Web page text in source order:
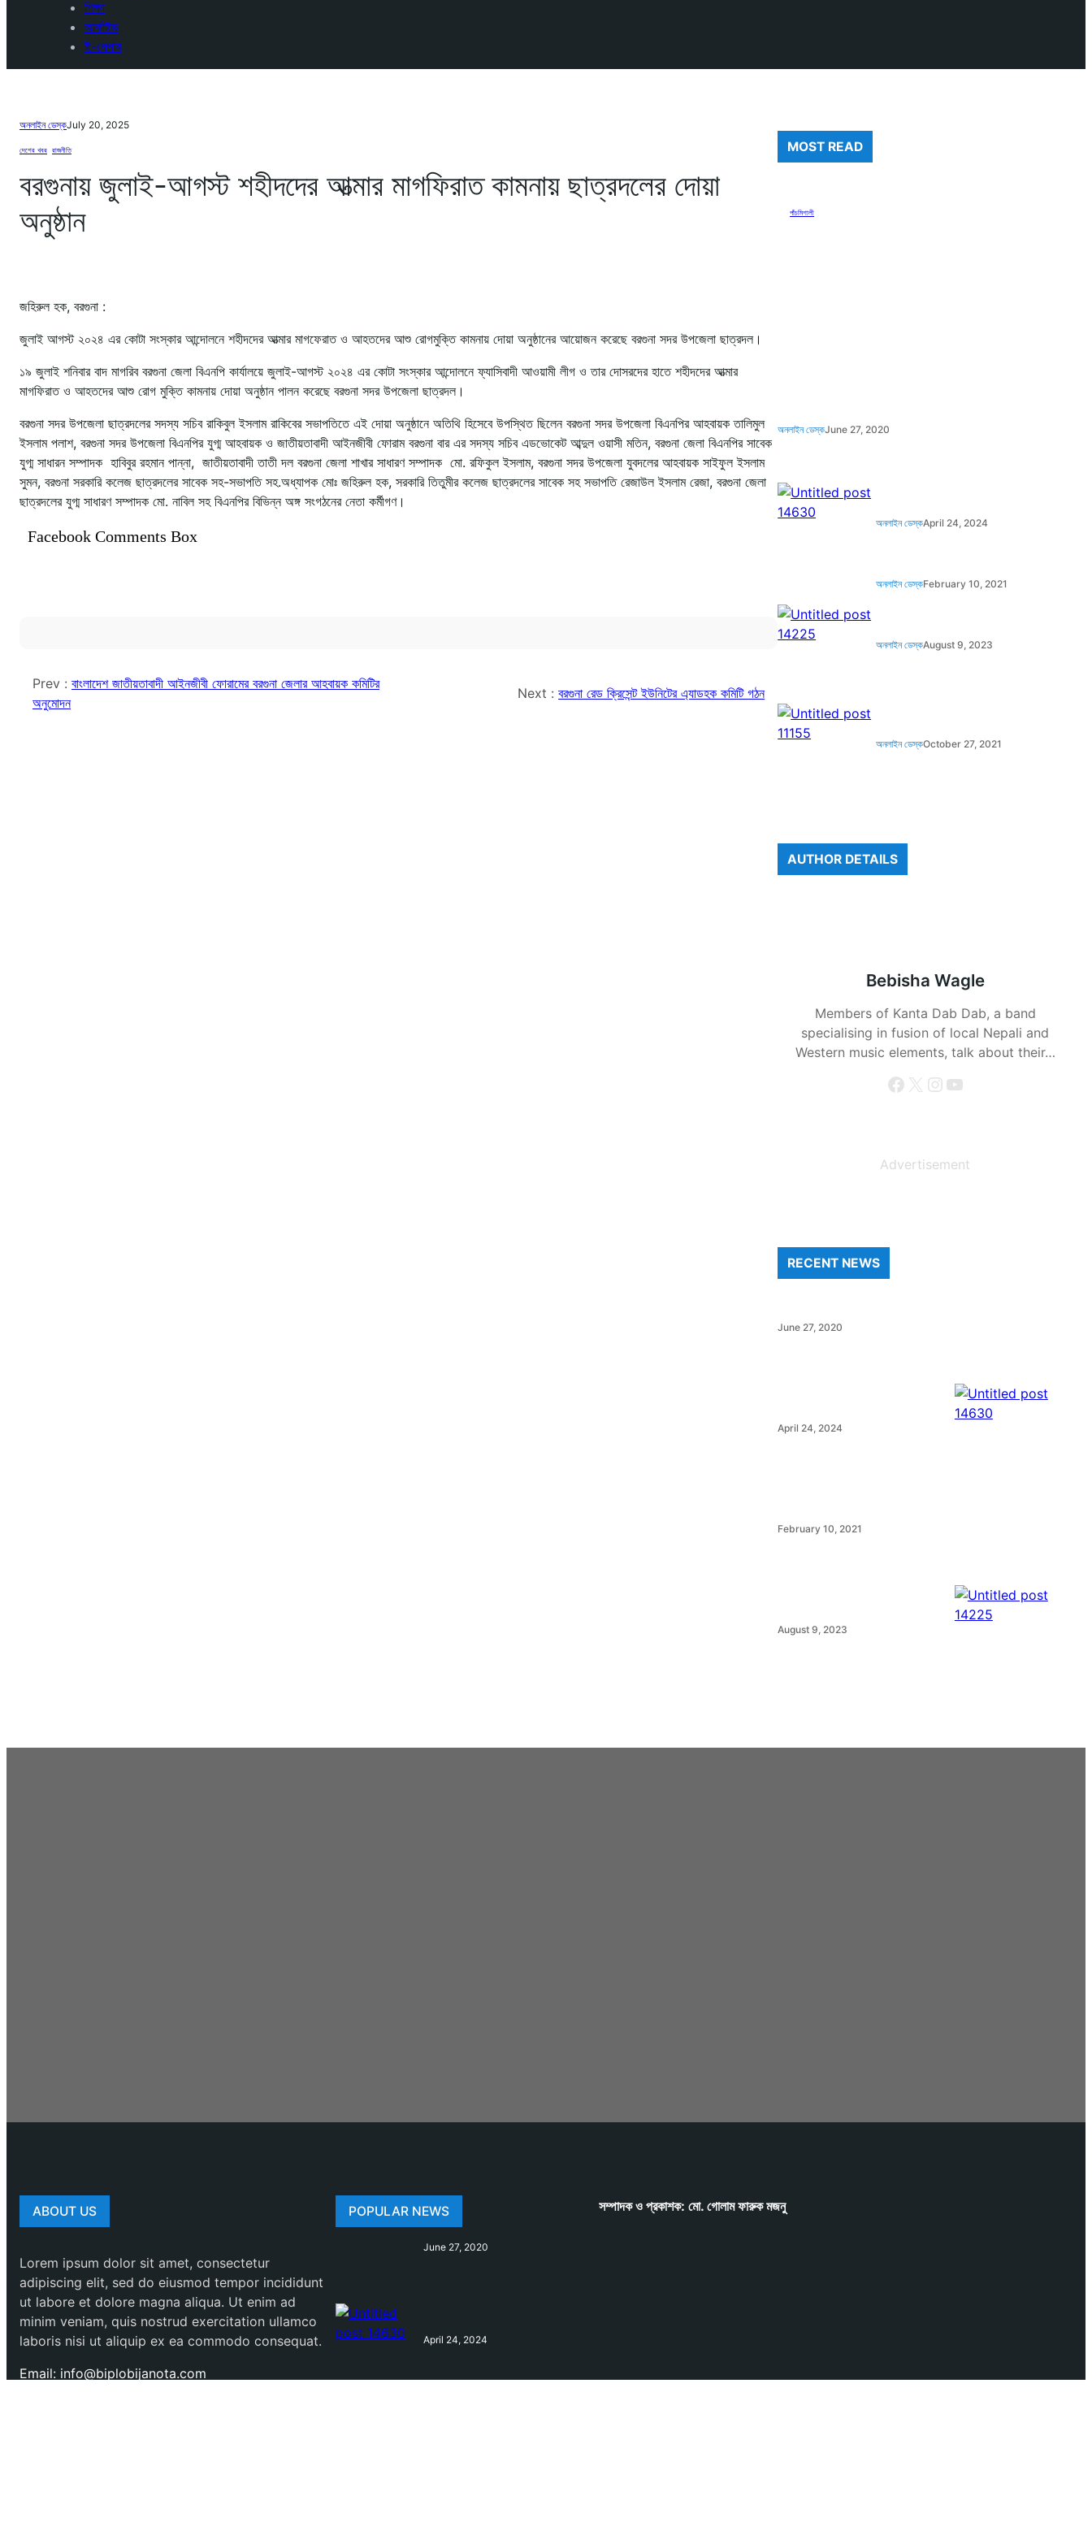
শিক্ষা
আর্কাইভ
ই-পেপার
অনলাইন ডেস্কJuly 20, 2025
দেশের খবর রাজনীতি
বরগুনায় জুলাই-আগস্ট শহীদদের আত্মার মাগফিরাত কামনায় ছাত্রদলের দোয়া
অনুষ্ঠান
জহিরুল হক, বরগুনা :
জুলাই আগস্ট ২০২৪ এর কোটা সংস্কার আন্দোলনে শহীদদের আত্মার মাগফেরাত ও আহতদের আশু রোগমুক্তি কামনায় দোয়া অনুষ্ঠানের আয়োজন করেছে বরগুনা সদর উপজেলা ছাত্রদল।
১৯ জুলাই শনিবার বাদ মাগরিব বরগুনা জেলা বিএনপি কার্যালয়ে জুলাই-আগস্ট ২০২৪ এর কোটা সংস্কার আন্দোলনে ফ্যাসিবাদী আওয়ামী লীগ ও তার দোসরদের হাতে শহীদদের আত্মার
মাগফিরাত ও আহতদের আশু রোগ মুক্তি কামনায় দোয়া অনুষ্ঠান পালন করেছে বরগুনা সদর উপজেলা ছাত্রদল।
বরগুনা সদর উপজেলা ছাত্রদলের সদস্য সচিব রাকিবুল ইসলাম রাকিবের সভাপতিতে এই দোয়া অনুষ্ঠানে অতিথি হিসেবে উপস্থিত ছিলেন বরগুনা সদর উপজেলা বিএনপির আহবায়ক তালিমুল
ইসলাম পলাশ, বরগুনা সদর উপজেলা বিএনপির যুগ্ম আহবায়ক ও জাতীয়তাবাদী আইনজীবী ফোরাম বরগুনা বার এর সদস্য সচিব এডভোকেট আব্দুল ওয়াসী মতিন, বরগুনা জেলা বিএনপির সাবেক
যুগ্ম সাধারন সম্পাদক হাবিবুর রহমান পান্না, জাতীয়তাবাদী তাতী দল বরগুনা জেলা শাখার সাধারণ সম্পাদক মো. রফিকুল ইসলাম, বরগুনা সদর উপজেলা যুবদলের আহবায়ক সাইফুল ইসলাম
সুমন, বরগুনা সরকারি কলেজ ছাত্রদলের সাবেক সহ-সভাপতি সহ.অধ্যাপক মোঃ জহিরুল হক, সরকারি তিতুমীর কলেজ ছাত্রদলের সাবেক সহ সভাপতি রেজাউল ইসলাম রেজা, বরগুনা জেলা
ছাত্রদলের যুগ্ম সাধারণ সম্পাদক মো. নাবিল সহ বিএনপির বিভিন্ন অঙ্গ সংগঠনের নেতা কর্মীগণ।
Facebook Comments Box
Prev : বাংলাদেশ জাতীয়তাবাদী আইনজীবী ফোরামের বরগুনা জেলার আহবায়ক কমিটির
অনুমোদন
Next :বরগুনা রেড ক্রিসেন্ট ইউনিটের এ্যাডহক কমিটি গঠন
MOST READ
পাঁচমিশালী
অনলাইন ডেস্কJune 27, 2020
অনলাইন ডেস্কApril 24, 2024
অনলাইন ডেস্কFebruary 10, 2021
অনলাইন ডেস্কAugust 9, 2023
অনলাইন ডেস্কOctober 27, 2021
AUTHOR DETAILS
Bebisha Wagle
Members of Kanta Dab Dab, a band
specialising in fusion of local Nepali and
Western music elements, talk about their…
Facebook X Instagram YouTube
Advertisement
RECENT NEWS
June 27, 2020
April 24, 2024
February 10, 2021
August 9, 2023
ABOUT US
Lorem ipsum dolor sit amet, consectetur
adipiscing elit, sed do eiusmod tempor incididunt
ut labore et dolore magna aliqua. Ut enim ad
minim veniam, quis nostrud exercitation ullamco
laboris nisi ut aliquip ex ea commodo consequat.
Email: info@biplobijanota.com
POPULAR NEWS
June 27, 2020
April 24, 2024
সম্পাদক ও প্রকাশক: মো. গোলাম ফারুক মজনু